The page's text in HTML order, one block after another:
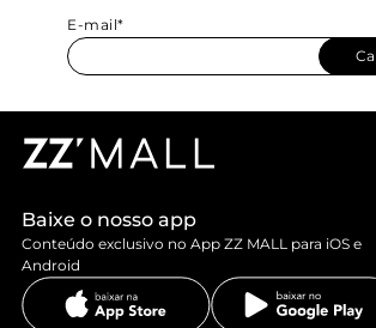
E-mail*
Baixe o nosso app
Conteúdo exclusivo no App ZZ MALL para iOS e
Android